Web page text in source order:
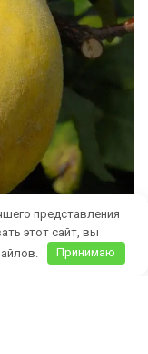
представления
этот сайт, вы
Принимаю